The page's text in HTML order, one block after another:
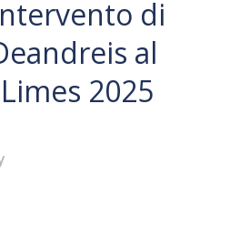
di
al
2025